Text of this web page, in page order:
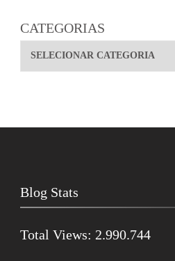
CATEGORIAS
Blog Stats
Total Views: 2.990.744